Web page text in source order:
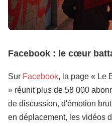
Facebook : le cœur
Sur Facebook, la page « Le
» réunit plus de 58 000
de discussion, d'émotion
en déplacement, les vidéos